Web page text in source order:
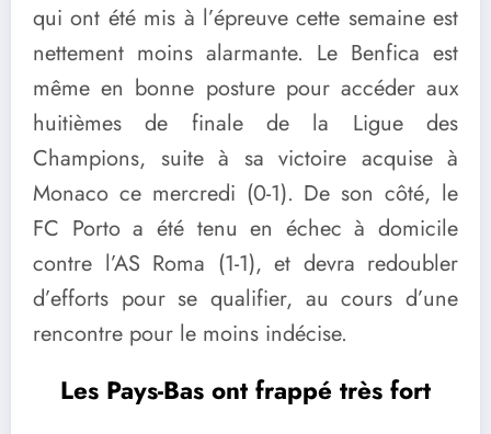
qui ont été mis à l’épreuve cette semaine est
nettement moins alarmante. Le Benfica est
même en bonne posture pour accéder aux
huitièmes de finale de la Ligue des
Champions, suite à sa victoire acquise à
Monaco ce mercredi (0-1). De son côté, le
FC Porto a été tenu en échec à domicile
contre l’AS Roma (1-1), et devra redoubler
d’efforts pour se qualifier, au cours d’une
rencontre pour le moins indécise.
Les Pays-Bas ont frappé très fort